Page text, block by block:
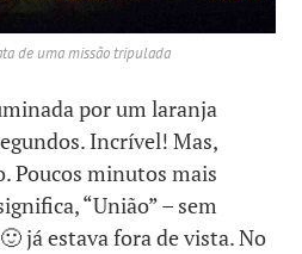
de uma missão tripulada
por um laranja
Incrível! Mas,
Poucos minutos mais
“União” – sem
já estava fora de vista. No